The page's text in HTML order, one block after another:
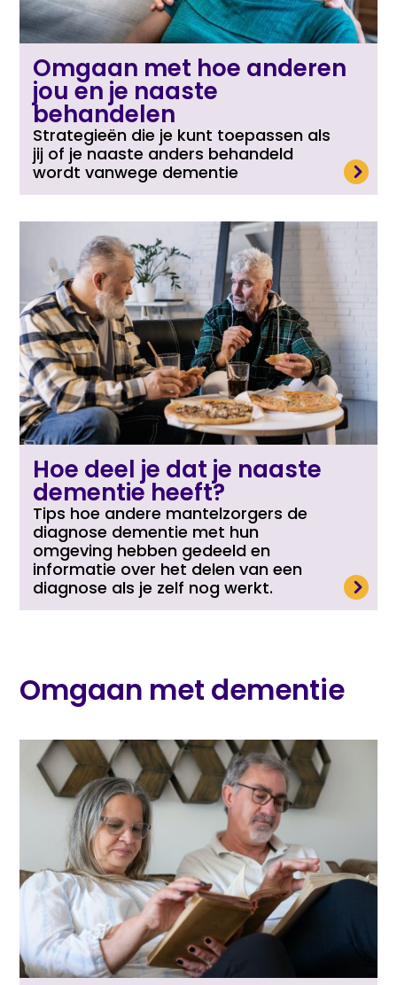
Omgaan met hoe anderen
jou en je naaste
behandelen
Strategieën die je kunt toepassen als
jij of je naaste anders behandeld
wordt vanwege dementie
Hoe deel je dat je naaste
dementie heeft?
Tips hoe andere mantelzorgers de
diagnose dementie met hun
omgeving hebben gedeeld en
informatie over het delen van een
diagnose als je zelf nog werkt.Lees meer
Omgaan met dementie